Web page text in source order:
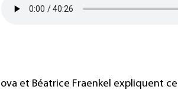
et Béatrice Fraenkel expliquent